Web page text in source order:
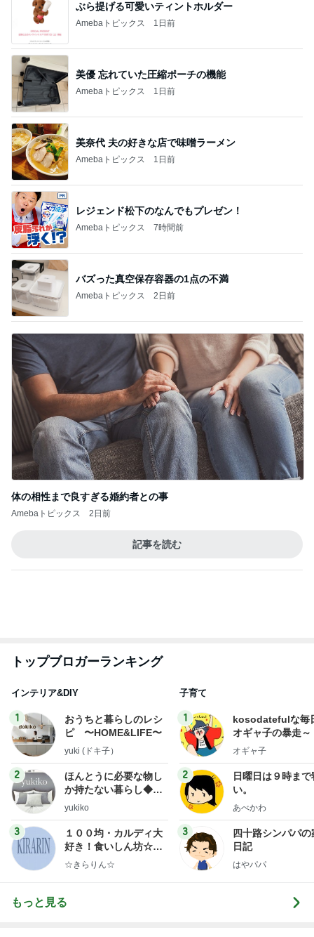
ぶら提げる可愛いティントホルダー
Amebaトピックス 1日前
美優 忘れていた圧縮ポーチの機能
Amebaトピックス 1日前
美奈代 夫の好きな店で味噌ラーメン
Amebaトピックス 1日前
レジェンド松下のなんでもプレゼン！
Amebaトピックス 7時間前
バズった真空保存容器の1点の不満
Amebaトピックス 2日前
体の相性まで良すぎる婚約者との事
Amebaトピックス 2日前
記事を読む
トップブロガーランキング
インテリア&DIY
1
おうちと暮らしのレシ
ピ 〜HOME&LIFE〜
yuki (ドキ子）
2
ほんとうに必要な物し
か持たない暮らし◆Ke
ep Life Simple◆〜イ
yukiko
3
１００均・カルディ大
好き！食いしん坊☆き
らりん☆のブログ
☆きらりん☆
子育て
1
kosodatefulな毎
オギャ子の暴走～
オギャ子
2
日曜日は９時まで
い。
あべかわ
3
四十路シンパパの
日記
はやパパ
もっと見る